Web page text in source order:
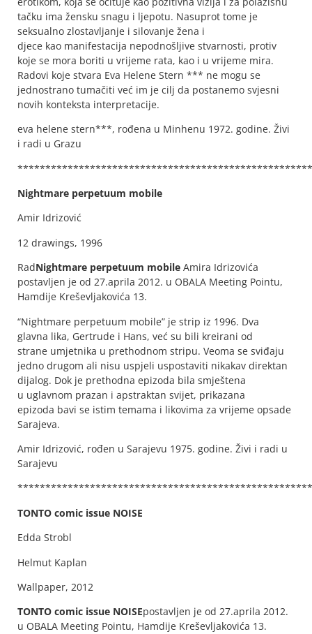
tačku ima žensku snagu i ljepotu. Nasuprot tome je
seksualno zlostavljanje i silovanje žena i
djece kao manifestacija nepodnošljive stvarnosti, protiv
koje se mora boriti u vrijeme rata, kao i u vrijeme mira.
Radovi koje stvara Eva Helene Stern *** ne mogu se
jednostrano tumačiti već im je cilj da postanemo svjesni
novih konteksta interpretacije.
eva helene stern***, rođena u Minhenu 1972. godine. Živi
i radi u Grazu
Nightmare perpetuum mobile
Amir Idrizović
12 drawings, 1996
RadNightmare perpetuum mobile Amira Idrizovića
postavljen je od 27.aprila 2012. u OBALA Meeting Pointu,
Hamdije Kreševljakovića 13.
“Nightmare perpetuum mobile” je strip iz 1996. Dva
glavna lika, Gertrude i Hans, već su bili kreirani od
strane umjetnika u prethodnom stripu. Veoma se sviđaju
jedno drugom ali nisu uspjeli uspostaviti nikakav direktan
dijalog. Dok je prethodna epizoda bila smještena
u uglavnom prazan i apstraktan svijet, prikazana
epizoda bavi se istim temama i likovima za vrijeme opsade
Sarajeva.
Amir Idrizović, rođen u Sarajevu 1975. godine. Živi i radi u
Sarajevu
TONTO comic issue NOISE
Edda Strobl
Helmut Kaplan
Wallpaper, 2012
TONTO comic issue NOISEpostavljen je od 27.aprila 2012.
u OBALA Meeting Pointu, Hamdije Kreševljakovića 13.